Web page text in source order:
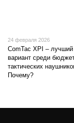
24 февраля 2026
ComTac XPI – лучший
вариант среди
тактических
Почему?